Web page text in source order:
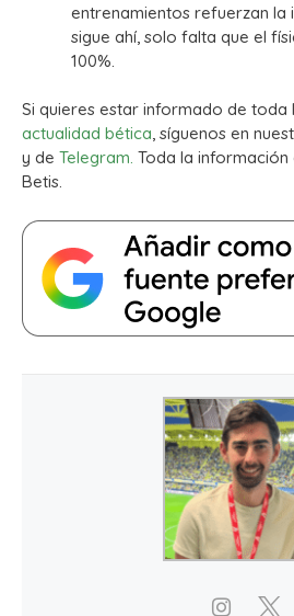
entrenamientos refuerzan la
sigue ahí, solo falta que el
100%.
Si quieres estar informado de toda
actualidad bética, síguenos en
y de Telegram. Toda la información
Betis.